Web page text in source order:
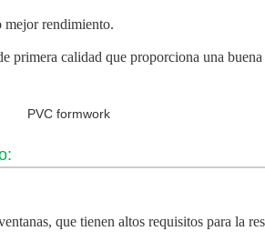
mejor rendimiento.
calidad que proporciona una
que tienen altos requisitos para la